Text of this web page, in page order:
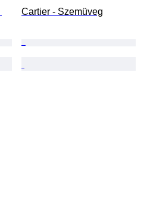
Cartier - Szemüveg